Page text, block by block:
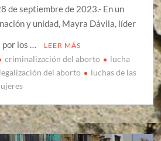
de septiembre de 2023.- En un
y unidad, Mayra Dávila, líder
por los …
LEER MÁS
criminalización del aborto
lucha
del aborto
luchas de las